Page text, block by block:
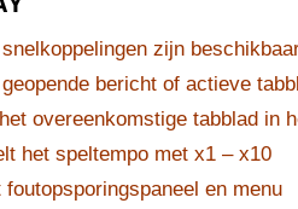
zijn
bericht of actieve
overeenkomstige tabblad in
het speltempo met x1 – x10
foutopsporingspaneel en menu